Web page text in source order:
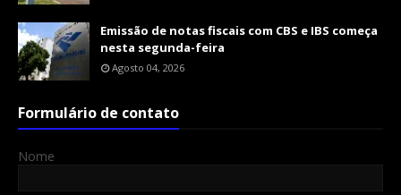
Emissão de notas fiscais com CBS e IBS começa
nesta segunda-feira
Agosto 04, 2026
Formulário de contato
Nome